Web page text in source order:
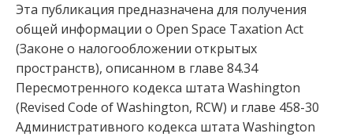
Эта публикация предназначена для получения
общей информации о Open Space Taxation Act
(Законе о налогообложении открытых
пространств), описанном в главе 84.34
Пересмотренного кодекса штата Washington
(Revised Code of Washington, RCW) и главе 458-30
Административного кодекса штата Washington